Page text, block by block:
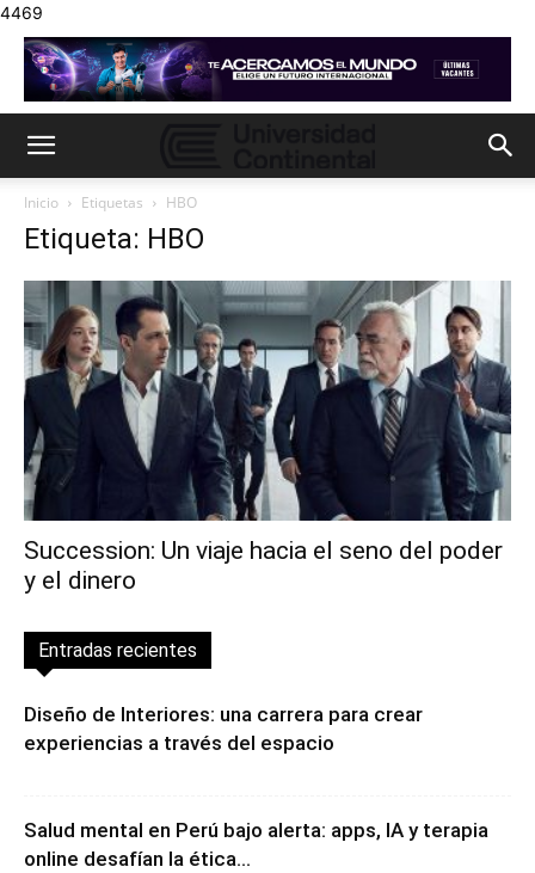
4469
Inicio Etiquetas HBO
Etiqueta: HBO
Succession: Un viaje hacia el seno del poder
y el dinero
Entradas recientes
Diseño de Interiores: una carrera para crear
experiencias a través del espacio
Salud mental en Perú bajo alerta: apps, IA y terapia
online desafían la ética...